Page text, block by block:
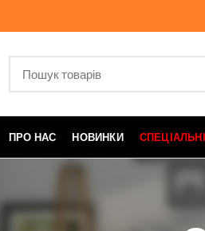
ПРО НАС НОВИНКИ